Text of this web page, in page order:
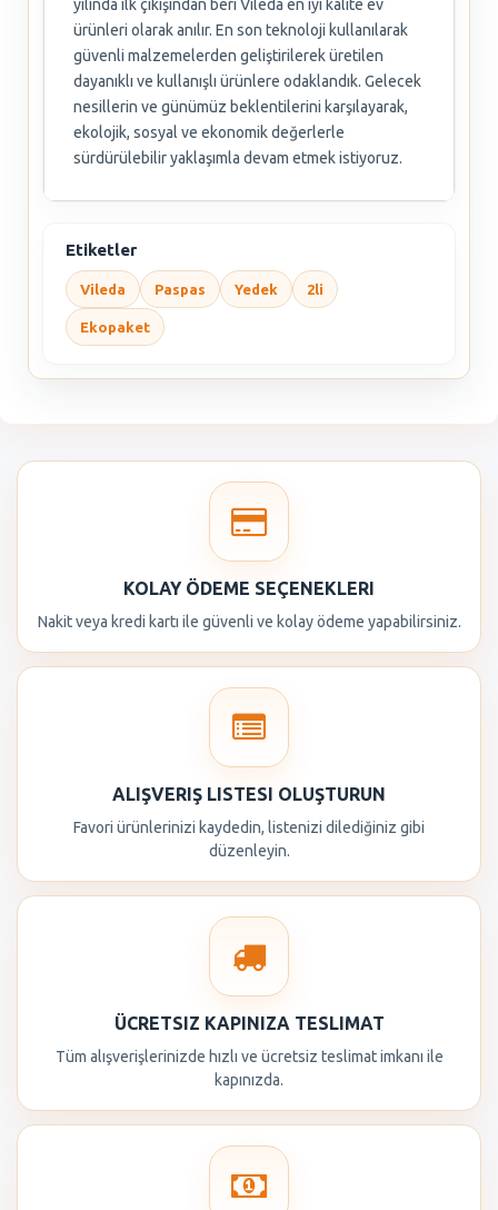
yılında ilk çıkışından beri Vileda en iyi kalite ev
ürünleri olarak anılır. En son teknoloji kullanılarak
güvenli malzemelerden geliştirilerek üretilen
dayanıklı ve kullanışlı ürünlere odaklandık. Gelecek
nesillerin ve günümüz beklentilerini karşılayarak,
ekolojik, sosyal ve ekonomik değerlerle
sürdürülebilir yaklaşımla devam etmek istiyoruz.
Etiketler
Vileda Paspas Yedek 2li
Ekopaket
KOLAY ÖDEME SEÇENEKLERI
Nakit veya kredi kartı ile güvenli ve kolay ödeme yapabilirsiniz.
ALIŞVERIŞ LISTESI OLUŞTURUN
Favori ürünlerinizi kaydedin, listenizi dilediğiniz gibi
düzenleyin.
ÜCRETSIZ KAPINIZA TESLIMAT
Tüm alışverişlerinizde hızlı ve ücretsiz teslimat imkanı ile
kapınızda.